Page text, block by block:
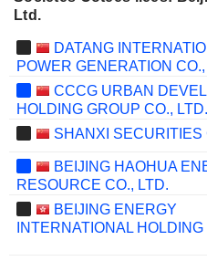
Ltd.
DATANG
POWER GENERATION
CCCG URBAN
HOLDING GROUP CO., LTD.
SHANXI SECURITIES
BEIJING HAOHUA
RESOURCE CO., LTD.
BEIJING ENERGY
INTERNATIONAL HOLDING